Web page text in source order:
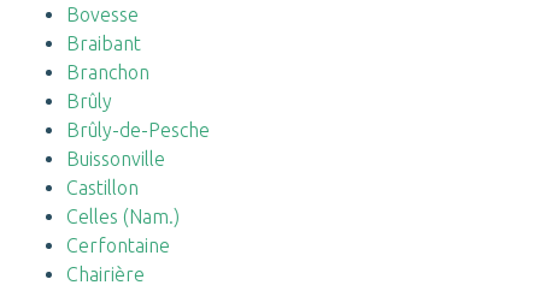
Bovesse
Braibant
Branchon
Brûly
Brûly-de-Pesche
Buissonville
Castillon
Celles (Nam.)
Cerfontaine
Chairière